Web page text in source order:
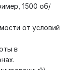
1500 об/
от условий
в